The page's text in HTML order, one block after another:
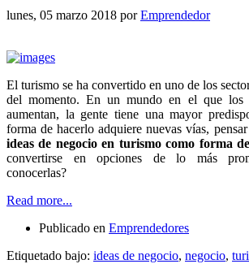
lunes, 05 marzo 2018 porEmprendedor
El turismo se ha convertido en uno de los
del momento. En un mundo en el que los
aumentan, la gente tiene una mayor
forma de hacerlo adquiere nuevas vías,
ideas de negocio en turismo como forma
convertirse en opciones de lo más
conocerlas?
Read more...
Publicado en Emprendedores
Etiquetado bajo: ideas de negocio, negocio,